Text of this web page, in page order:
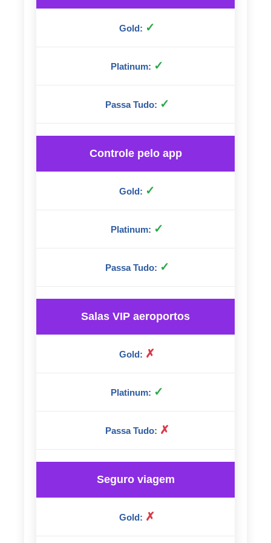
✓
✓
✓
Controle pelo app
✓
✓
✓
Salas VIP aeroportos
✗
✓
✗
Seguro viagem
✗